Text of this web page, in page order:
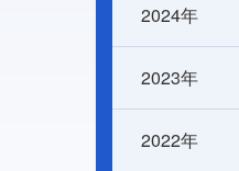
2024年
2023年
2022年